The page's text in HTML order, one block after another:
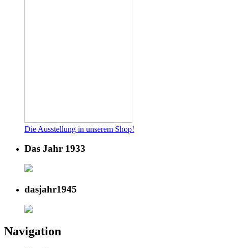
Die Ausstellung in unserem Shop!
Das Jahr 1933
dasjahr1945
Navigation